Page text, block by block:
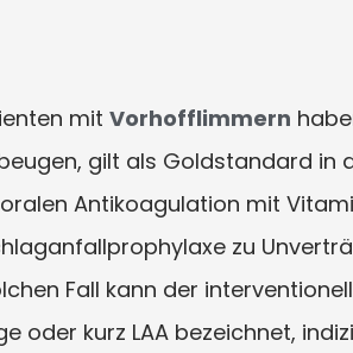
mit Vorhofflimmern
gilt als Goldstandard in
Antikoagulation mit
zu
Fall kann der
oder kurz LAA bezeichnet,